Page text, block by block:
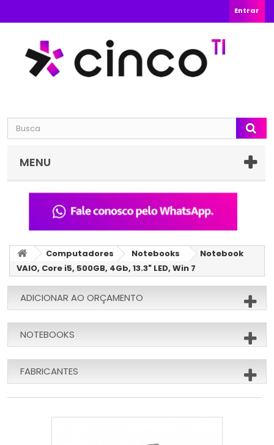
Entrar
MENU
Computadores Notebooks
Notebook
VAIO, Core i5, 500GB, 4Gb, 13.3" LED, Win 7
ADICIONAR AO ORÇAMENTO
NOTEBOOKS
FABRICANTES